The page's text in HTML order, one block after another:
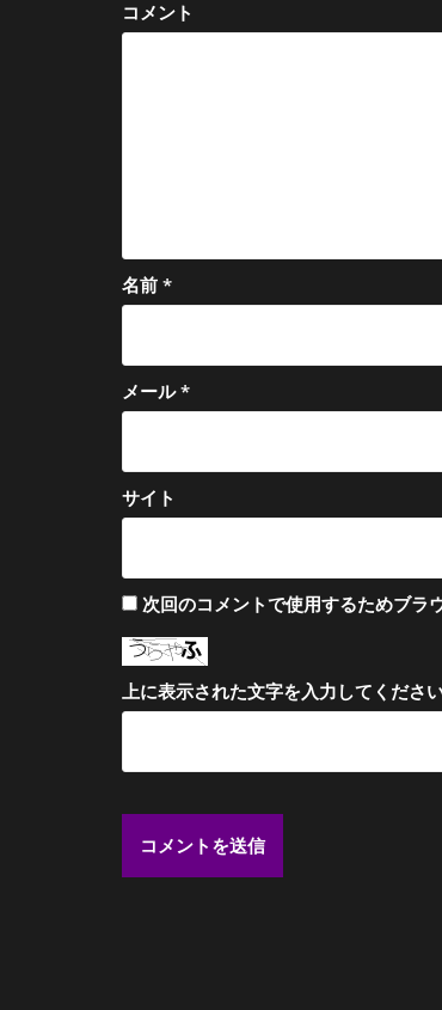
ー
コメント
名前 *
メール*
サイト
次回のコメントで使用するためブラ
上に表示された文字を入力してください